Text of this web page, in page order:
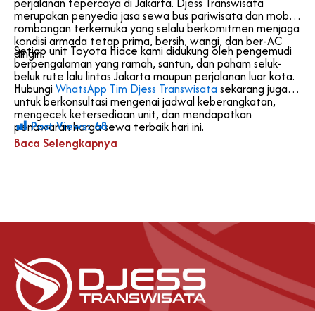
merupakan penyedia jasa sewa bus pariwisata dan mobil
rombongan terkemuka yang selalu berkomitmen menjaga
kondisi armada tetap prima, bersih, wangi, dan ber-AC
dingin.
Setiap unit Toyota Hiace kami didukung oleh pengemudi
berpengalaman yang ramah, santun, dan paham seluk-
beluk rute lalu lintas Jakarta maupun perjalanan luar kota.
Hubungi WhatsApp Tim Djess Transwisata sekarang juga
untuk berkonsultasi mengenai jadwal keberangkatan,
mengecek ketersediaan unit, dan mendapatkan
penawaran harga sewa terbaik hari ini.
Post Views: 68
Baca Selengkapnya